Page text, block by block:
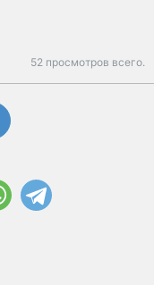
52 просмотров всего.